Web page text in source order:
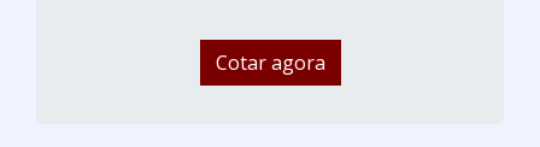
Cotar agora